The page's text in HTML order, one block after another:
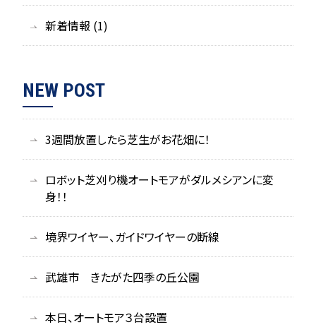
新着情報 (1)
NEW POST
3週間放置したら芝生がお花畑に！
ロボット芝刈り機オートモアがダルメシアンに変
身！！
境界ワイヤー、ガイドワイヤーの断線
武雄市 きたがた四季の丘公園
本日、オートモア３台設置